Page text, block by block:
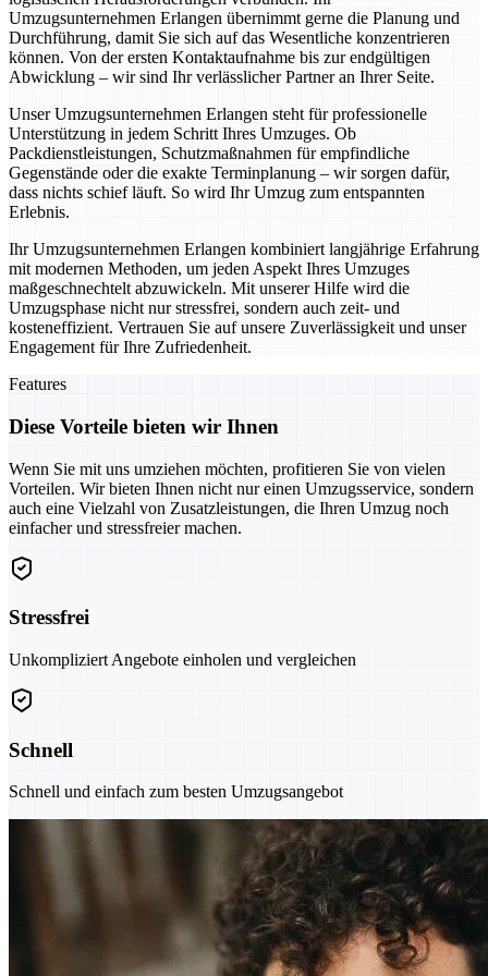
Umzugsunternehmen Erlangen übernimmt gerne die Planung und
Durchführung, damit Sie sich auf das Wesentliche konzentrieren
können. Von der ersten Kontaktaufnahme bis zur endgültigen
Abwicklung – wir sind Ihr verlässlicher Partner an Ihrer Seite.
Unser Umzugsunternehmen Erlangen steht für professionelle
Unterstützung in jedem Schritt Ihres Umzuges. Ob
Packdienstleistungen, Schutzmaßnahmen für empfindliche
Gegenstände oder die exakte Terminplanung – wir sorgen dafür,
dass nichts schief läuft. So wird Ihr Umzug zum entspannten
Erlebnis.
Ihr Umzugsunternehmen Erlangen kombiniert langjährige Erfahrung
mit modernen Methoden, um jeden Aspekt Ihres Umzuges
maßgeschnechtelt abzuwickeln. Mit unserer Hilfe wird die
Umzugsphase nicht nur stressfrei, sondern auch zeit- und
kosteneffizient. Vertrauen Sie auf unsere Zuverlässigkeit und unser
Engagement für Ihre Zufriedenheit.
Features
Diese Vorteile bieten wir Ihnen
Wenn Sie mit uns umziehen möchten, profitieren Sie von vielen
Vorteilen. Wir bieten Ihnen nicht nur einen Umzugsservice, sondern
auch eine Vielzahl von Zusatzleistungen, die Ihren Umzug noch
einfacher und stressfreier machen.
Stressfrei
Unkompliziert Angebote einholen und vergleichen
Schnell
Schnell und einfach zum besten Umzugsangebot